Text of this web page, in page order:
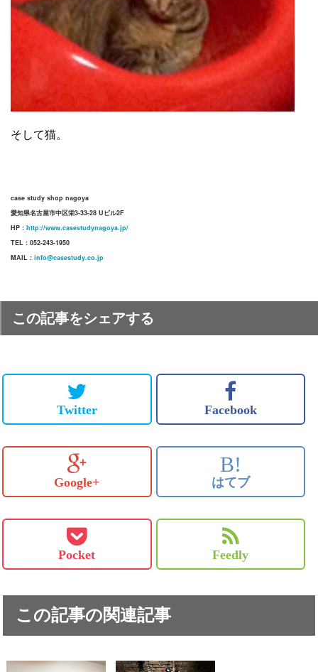
そして猫。
case study shop nagoya
愛知県名古屋市中区栄3-33-28 Uビル2F
HP : http://www.casestudynagoya.jp/
TEL : 052-243-1950
MAIL : info@casestudy.co.jp
この記事をシェアする
Twitter Facebook
Google+
B!
はてブ
Pocket Feedly
この記事の関連記事